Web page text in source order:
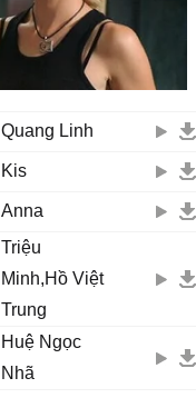
Quang Linh
Kis
Anna
Triệu
Minh,Hồ Việt
Trung
Huệ Ngọc
Nhã